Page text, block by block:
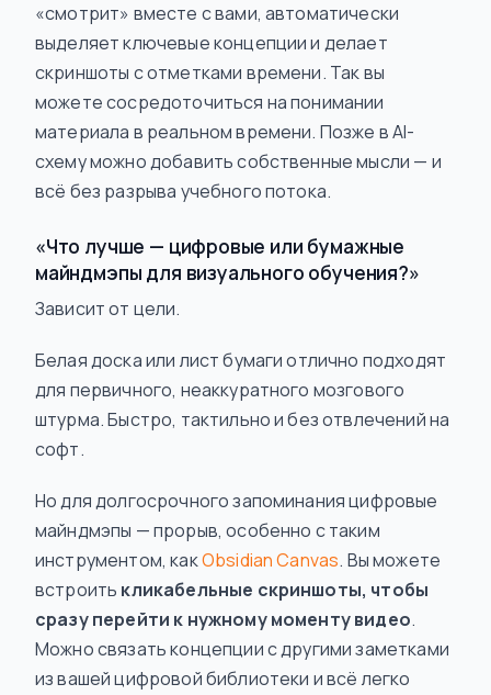
«смотрит» вместе с вами, автоматически
выделяет ключевые концепции и делает
скриншоты с отметками времени. Так вы
можете сосредоточиться напонимании
материала в реальном времени. Позже в AI-
схему можно добавить собственные мысли — и
всё без разрыва учебного потока.
«Что лучше — цифровые или бумажные
майндмэпы для визуального обучения?»
Зависит от цели.
Белая доска или лист бумаги отлично подходят
для первичного, неаккуратного мозгового
штурма. Быстро, тактильно и без отвлечений на
софт.
Но для долгосрочного запоминания цифровые
майндмэпы — прорыв, особенно с таким
инструментом, какObsidian Canvas. Вы можете
встроить кликабельные скриншоты, чтобы
сразу перейти к нужному моменту видео.
Можно связать концепции с другими заметками
из вашей цифровой библиотеки и всё легко